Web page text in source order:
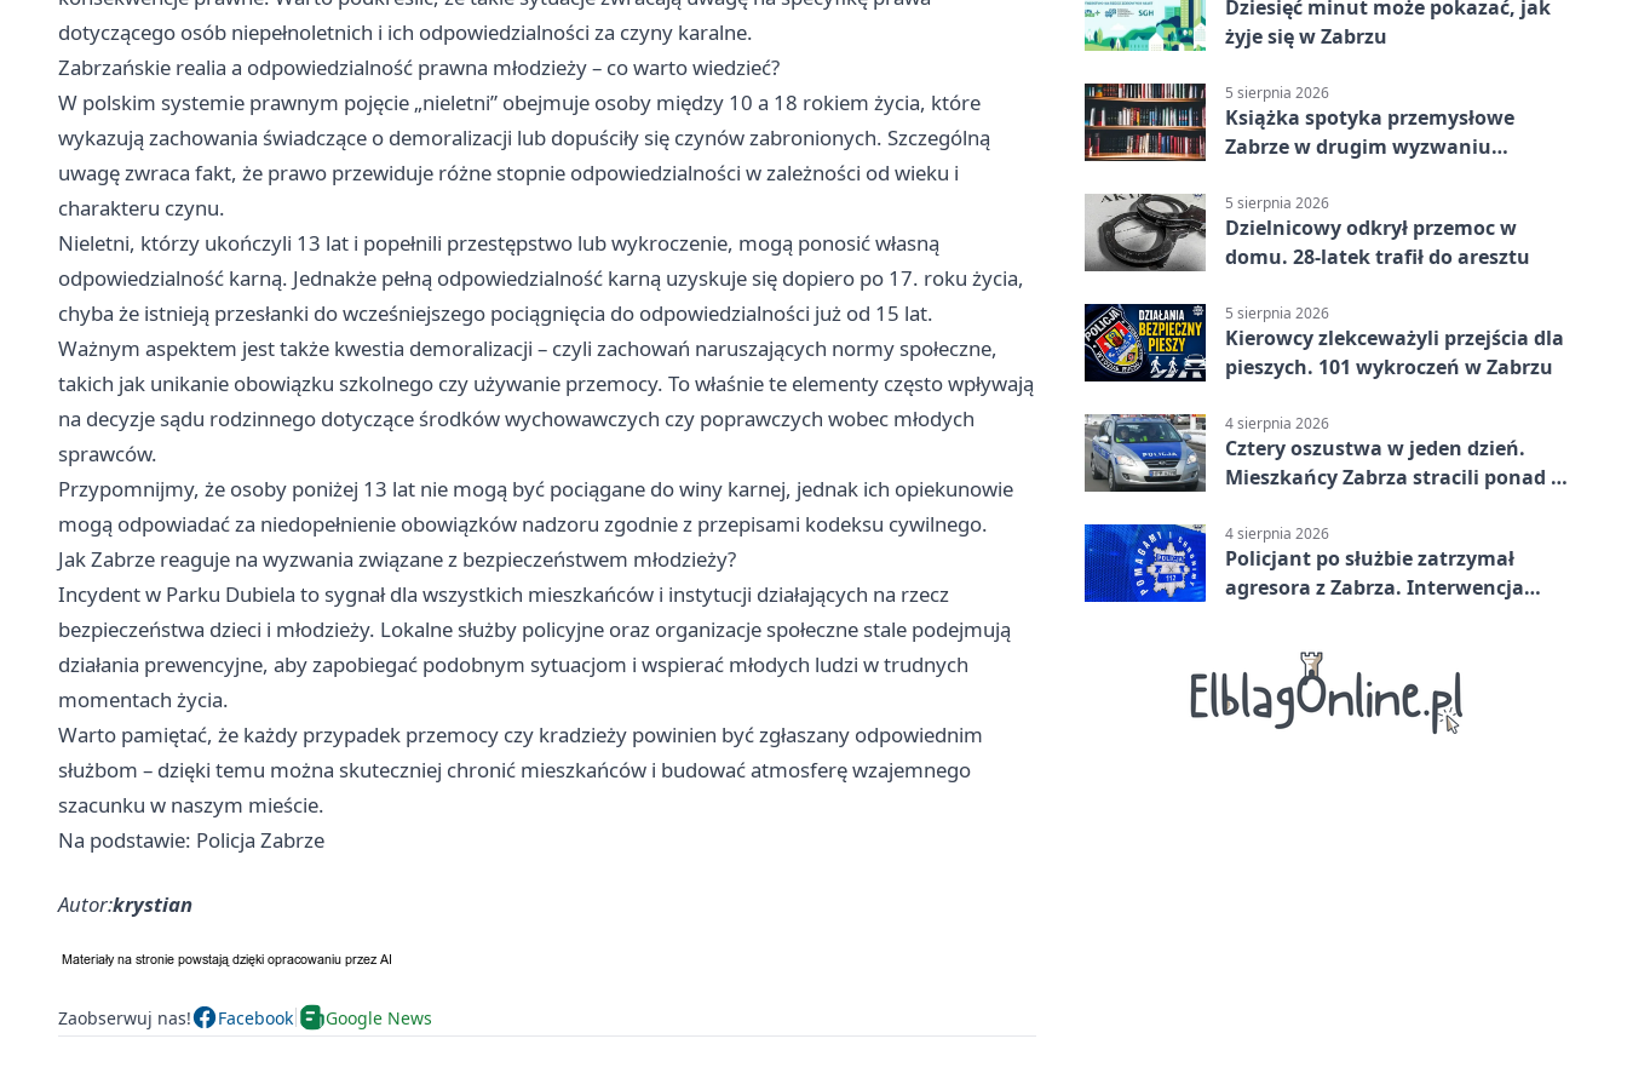
dotyczącego osób niepełnoletnich i ich odpowiedzialności za czyny karalne.
Zabrzańskie realia a odpowiedzialność prawna młodzieży – co warto wiedzieć?
W polskim systemie prawnym pojęcie „nieletni” obejmuje osoby między 10 a 18 rokiem życia, które
wykazują zachowania świadczące o demoralizacji lub dopuściły się czynów zabronionych. Szczególną
uwagę zwraca fakt, że prawo przewiduje różne stopnie odpowiedzialności w zależności od wieku i
charakteru czynu.
Nieletni, którzy ukończyli 13 lat i popełnili przestępstwo lub wykroczenie, mogą ponosić własną
odpowiedzialność karną. Jednakże pełną odpowiedzialność karną uzyskuje się dopiero po 17. roku życia,
chyba że istnieją przesłanki do wcześniejszego pociągnięcia do odpowiedzialności już od 15 lat.
Ważnym aspektem jest także kwestia demoralizacji – czyli zachowań naruszających normy społeczne,
takich jak unikanie obowiązku szkolnego czy używanie przemocy. To właśnie te elementy często wpływają
na decyzje sądu rodzinnego dotyczące środków wychowawczych czy poprawczych wobec młodych
sprawców.
Przypomnijmy, że osoby poniżej 13 lat nie mogą być pociągane do winy karnej, jednak ich opiekunowie
mogą odpowiadać za niedopełnienie obowiązków nadzoru zgodnie z przepisami kodeksu cywilnego.
Jak Zabrze reaguje na wyzwania związane z bezpieczeństwem młodzieży?
Incydent w Parku Dubiela to sygnał dla wszystkich mieszkańców i instytucji działających na rzecz
bezpieczeństwa dzieci i młodzieży. Lokalne służby policyjne oraz organizacje społeczne stale podejmują
działania prewencyjne, aby zapobiegać podobnym sytuacjom i wspierać młodych ludzi w trudnych
momentach życia.
Warto pamiętać, że każdy przypadek przemocy czy kradzieży powinien być zgłaszany odpowiednim
służbom – dzięki temu można skuteczniej chronić mieszkańców i budować atmosferę wzajemnego
szacunku w naszym mieście.
Na podstawie: Policja Zabrze
Autor:krystian
Zaobserwuj nas! Facebook Google News
Dziesięć minut może pokazać, jak
żyje się w Zabrzu
5 sierpnia 2026
Książka spotyka przemysłowe
Zabrze w drugim wyzwaniu
5 sierpnia 2026
Dzielnicowy odkrył przemoc w
domu. 28-latek trafił do aresztu
5 sierpnia 2026
Kierowcy zlekceważyli przejścia dla
pieszych. 101 wykroczeń w Zabrzu
4 sierpnia 2026
Cztery oszustwa w jeden dzień.
Mieszkańcy Zabrza stracili ponad 6
4 sierpnia 2026
Policjant po służbie zatrzymał
agresora z Zabrza. Interwencja